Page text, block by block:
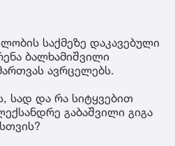
საქმეზე დაკავებული
ბალხამიშვილი
ავრცელებს.
სად და რა სიტყვებით
გაბაშვილი გიგა